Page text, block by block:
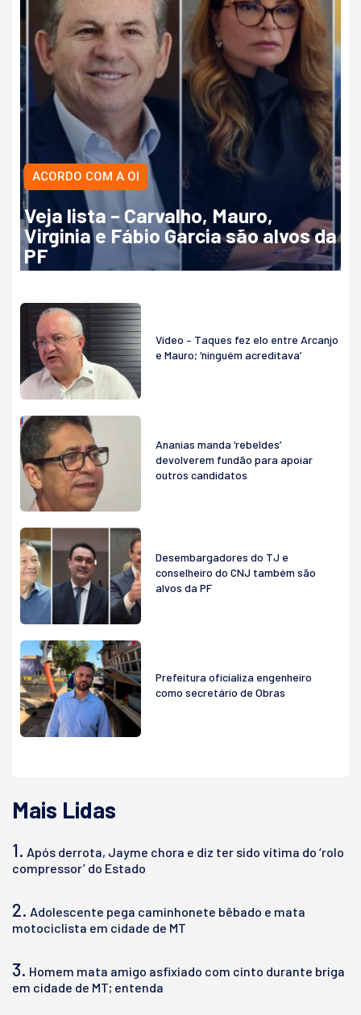
ACORDO COM A OI
Veja lista – Carvalho, Mauro,
Virginia e Fábio Garcia são alvos da
PF
Vídeo – Taques fez elo entre Arcanjo
e Mauro; ‘ninguém acreditava’
Ananias manda ‘rebeldes’
devolverem fundão para apoiar
outros candidatos
Desembargadores do TJ e
conselheiro do CNJ também são
alvos da PF
Prefeitura oficializa engenheiro
como secretário de Obras
Mais Lidas
1. Após derrota, Jayme chora e diz ter sido vítima do ‘rolo
compressor’ do Estado
2. Adolescente pega caminhonete bêbado e mata
motociclista em cidade de MT
3. Homem mata amigo asfixiado com cinto durante briga
em cidade de MT; entenda